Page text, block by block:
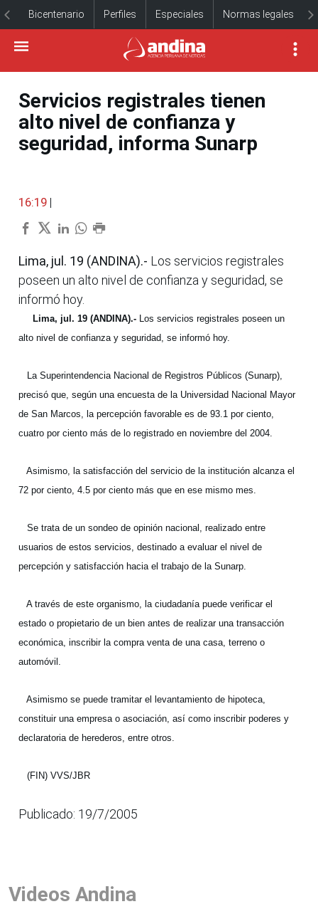
Bicentenario Perfiles Especiales Normas legales
Servicios registrales tienen
alto nivel de confianza y
seguridad, informa Sunarp
16:19 |
Lima, jul. 19 (ANDINA).- Los servicios registrales
poseen un alto nivel de confianza y seguridad, se
informó hoy.
Lima, jul. 19 (ANDINA).-
Los servicios registrales poseen un
alto nivel de confianza y seguridad, se informó hoy.
La Superintendencia Nacional de Registros Públicos (Sunarp),
precisó que, según una encuesta de la Universidad Nacional Mayor
de San Marcos, la percepción favorable es de 93.1 por ciento,
cuatro por ciento más de lo registrado en noviembre del 2004.
Asimismo, la satisfacción del servicio de la institución alcanza el
72 por ciento, 4.5 por ciento más que en ese mismo mes.
Se trata de un sondeo de opinión nacional, realizado entre
usuarios de estos servicios, destinado a evaluar el nivel de
percepción y satisfacción hacia el trabajo de la Sunarp.
A través de este organismo, la ciudadanía puede verificar el
estado o propietario de un bien antes de realizar una transacción
económica, inscribir la compra venta de una casa, terreno o
automóvil.
Asimismo se puede tramitar el levantamiento de hipoteca,
constituir una empresa o asociación, así como inscribir poderes y
declaratoria de herederos, entre otros.
(FIN) VVS/JBR
Publicado: 19/7/2005
Videos Andina